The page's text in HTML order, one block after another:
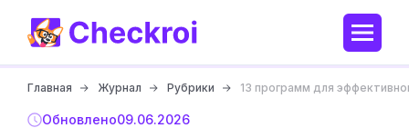
Главная Журнал Рубрики 13 программ для
Обновлено09.06.2026